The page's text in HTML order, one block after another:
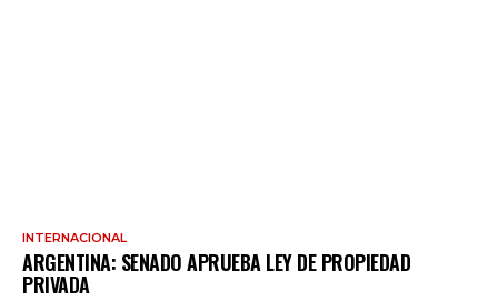
INTERNACIONAL
ARGENTINA: SENADO APRUEBA LEY DE PROPIEDAD
PRIVADA